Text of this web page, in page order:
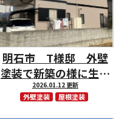
明石市 T様邸 外壁
塗装で新築の様に生ま
れ変わりました！
2026.01.12 更新
外壁塗装 屋根塗装